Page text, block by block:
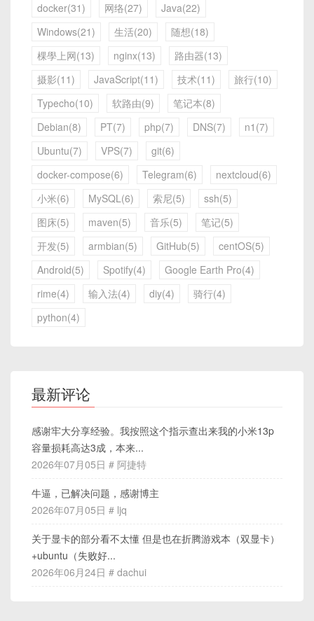
docker(31)
网络(27)
Java(22)
Windows(21)
生活(20)
随想(18)
棵學上网(13)
nginx(13)
路由器(13)
摄影(11)
JavaScript(11) 技术(11)
旅行(10)
Typecho(10)
软路由(9)
笔记本(8)
Debian(8)
PT(7) php(7) DNS(7)
n1(7)
Ubuntu(7)
VPS(7)
git(6)
docker-compose(6)
Telegram(6)
nextcloud(6)
小米(6)
MySQL(6) 索尼(5)
ssh(5)
图床(5)
maven(5) 音乐(5)
笔记(5)
开发(5)
armbian(5) GitHub(5)
centOS(5)
Android(5)
Spotify(4)
Google Earth Pro(4)
rime(4)
输入法(4) diy(4)
骑行(4)
python(4)
最新评论
感谢牢大分享经验。我按照这个指示查出来我的小米13p
容量损耗高达3成，本来...
2026年07月05日 # 阿捷特
牛逼，已解决问题，感谢博主
2026年07月05日 # ljq
关于显卡的部分看不太懂 但是也在折腾游戏本（双显卡）
+ubuntu（失败好...
2026年06月24日 # dachui